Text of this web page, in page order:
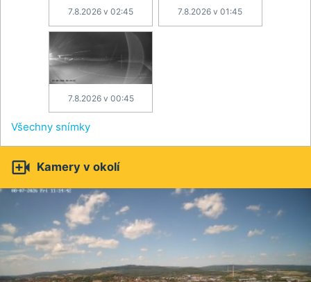
7.8.2026 v 02:45 7.8.2026 v 01:45
7.8.2026 v 00:45
Všechny snímky
 Kamery v okolí